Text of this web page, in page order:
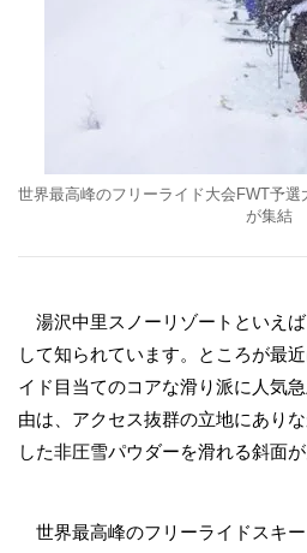
世界最高峰のフリーライド大会FWT予
が集結
湯沢中里スノーリゾートといえば
して知られています。ところが最
イド目当てのコアな滑り派に人気
由は、アクセス抜群の立地にあり
した非圧雪パウダーを滑れる斜面
世界最高峰のフリーライドスキー